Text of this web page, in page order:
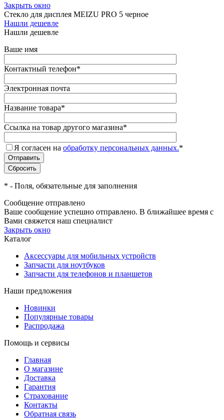
Закрыть окно
Стекло для дисплея MEIZU PRO 5 черное
Нашли дешевле
Нашли дешевле
Ваше имя
Контактный телефон*
Электронная почта
Название товара*
Ссылка на товар другого магазина*
Я согласен на обработку персональных данных.*
* - Поля, обязательные для заполнения
Сообщение отправлено
Ваше сообщение успешно отправлено. В ближайшее время с
Вами свяжется наш специалист
Закрыть окно
Каталог
Аксессуары для мобильных устройств
Запчасти для ноутбуков
Запчасти для телефонов и планшетов
Наши предложения
Новинки
Популярные товары
Распродажа
Помощь и сервисы
Главная
О магазине
Доставка
Гарантия
Страхование
Контакты
Обратная связь